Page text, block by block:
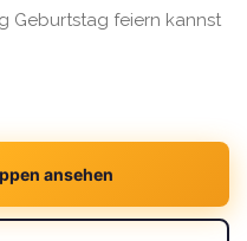
Geburtstag feiern kannst
ansehen